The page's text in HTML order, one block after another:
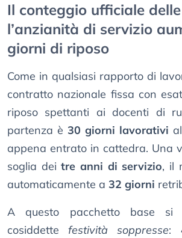
Il conteggio ufficiale
l’anzianità di servizio
giorni di riposo
Come in qualsiasi rapporto di
contratto nazionale fissa con
riposo spettanti ai docenti di
partenza è 30 giorni lavorativi
appena entrato in cattedra. Una
soglia deitre anni di servizio, il
automaticamente a 32 giorni
A questo pacchetto base si
cosiddettefestività soppresse: